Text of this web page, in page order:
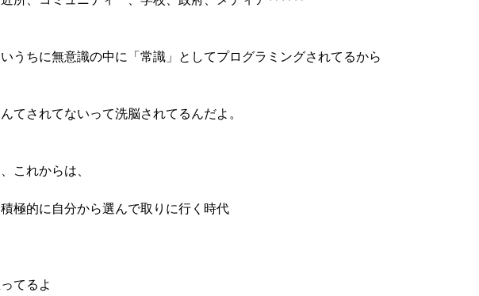
うちに無意識の中に「常識」としてプログラミングされてるから
てされてないって洗脳されてるんだよ。
これからは、
極的に自分から選んで取りに行く時代
てるよ